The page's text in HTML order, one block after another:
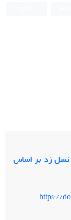
نسل زد بر اساس
https://